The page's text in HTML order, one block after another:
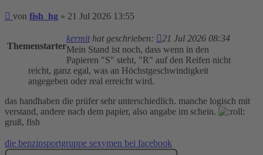
Beitrag
von fish_hg » 21 Jul 2026 13:55
Themenstarter
kermithat geschrieben:
21 Jul 2026 08:34
Mein Stand ist noch, dass wenn in den
Papieren "S" steht, "R" auf den Reifen nicht
reicht, ganz egal, was an Höchstgeschwindigkeit
angegeben oder real erreicht wird.
das handhaben die prüfer sehr unterschiedlich. manche logisch mit
verstand, andere nach dem papier, also angabe im schein.
gruß, fish
die benzinsportgruppe sexymen bei facebook